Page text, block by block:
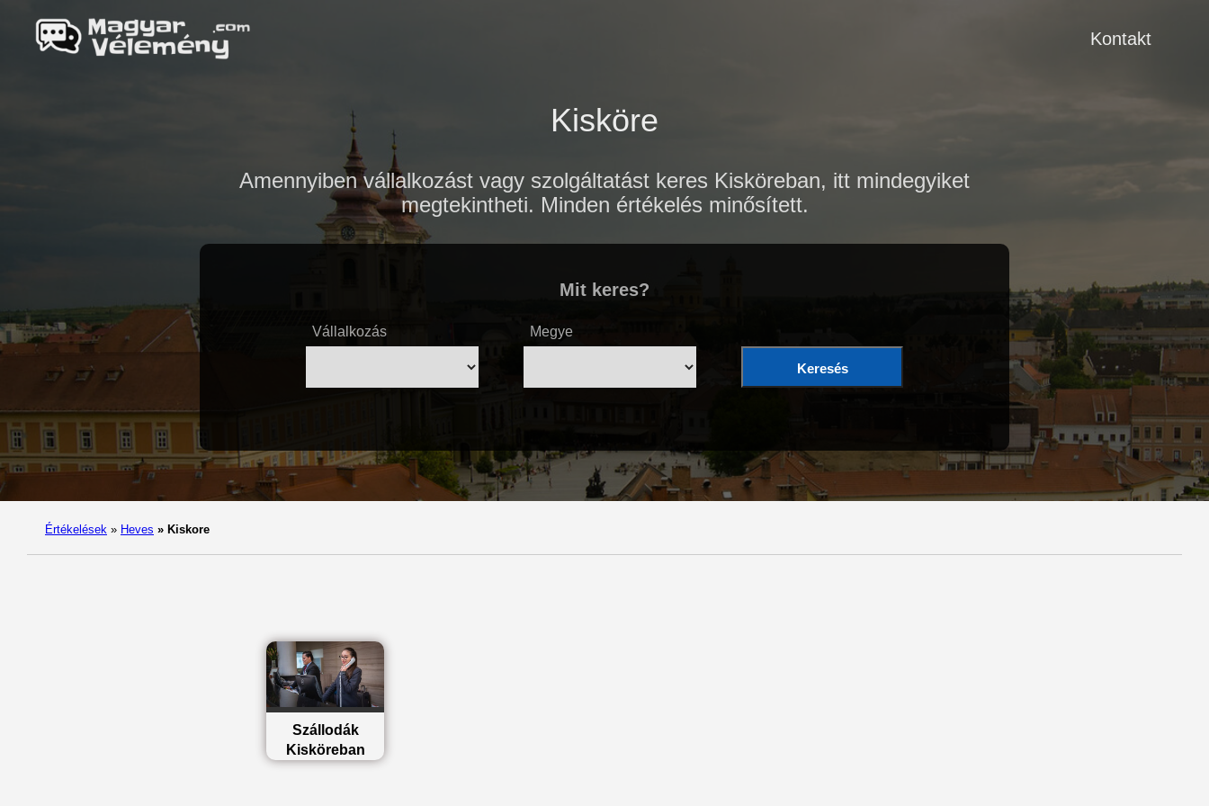
Kontakt
Kisköre
Amennyiben vállalkozást vagy szolgáltatást keres Kisköreban, itt mindegyiket
megtekintheti. Minden értékelés minősített.
Mit keres?
Vállalkozás Megye
Keresés
Értékelések » Heves » Kiskore
Szállodák
Kisköreban